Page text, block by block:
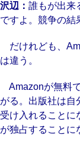
沢辺： 誰もが出来
ですよ。競争の結
だけれども、
は違う。
Amazonが無料
がる。出版社は自
受け入れることに
が独占することに